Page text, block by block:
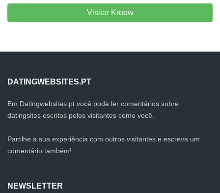
Visitar Kroow
DATINGWEBSITES.PT
Em Datingwebsites.pt você pode ler comentários sobre
datingsites escritos pelos visitantes como você.
Partilhe a sua experiência com outros visitantes e escreva um
comentário também!
NEWSLETTER